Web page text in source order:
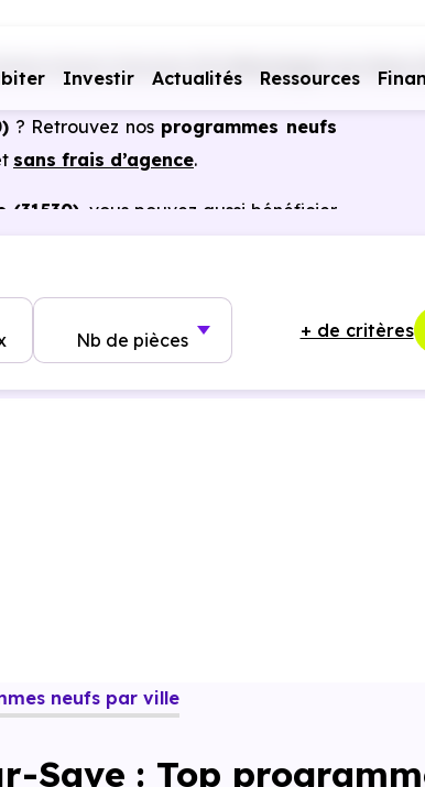
Investir Actualités Ressources
Haute-Garonne (31) Montaigut-sur-Save
? Retrouvez nos programmes neufs
sans frais d’agence.
(31530) , vous pouvez aussi bénéficier
Nb de pièces + de critères
neufs par ville
: Top